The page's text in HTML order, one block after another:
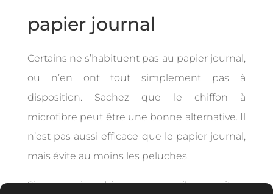
papier journal
Certains ne s’habituent pas au papier journal,
ou n’en ont tout simplement pas à
disposition. Sachez que le chiffon à
microfibre peut être une bonne alternative. Il
n’est pas aussi efficace que le papier journal,
mais évite au moins les peluches.
Si vous suivez bien ces conseils, vos vitres